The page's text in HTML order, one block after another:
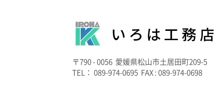
〒790 - 0056 愛媛県松山市土居田町209-5
TEL： 089-974-0695 FAX : 089-974-0698